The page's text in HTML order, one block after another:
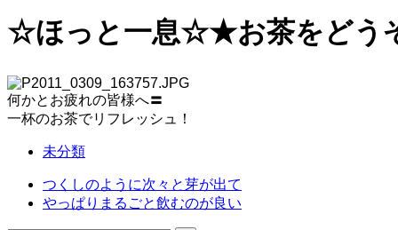
☆ほっと一息☆★お茶をどう
何かとお疲れの皆様へ〓
一杯のお茶でリフレッシュ！
未分類
つくしのように次々と芽が出て
やっぱりまるごと飲むのが良い